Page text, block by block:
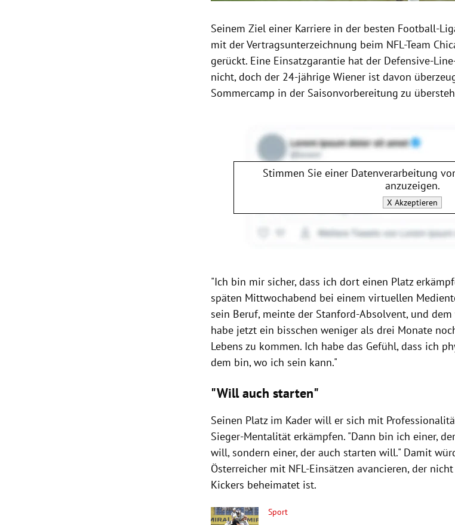
Seinem Ziel einer Karriere in der besten Football-
mit der Vertragsunterzeichnung beim NFL-Team
gerückt. Eine Einsatzgarantie hat der Defensive-
nicht, doch der 24-jährige Wiener ist davon
Sommercamp in der Saisonvorbereitung zu
Stimmen Sie einer Datenverarbeitung
anzuzeigen.
X Akzeptieren
"Ich bin mir sicher, dass ich dort einen Platz
späten Mittwochabend bei einem virtuellen
sein Beruf, meinte der Stanford-Absolvent, und
habe jetzt ein bisschen weniger als drei Monate
Lebens zu kommen. Ich habe das Gefühl, dass ich
dem bin, wo ich sein kann."
"Will auch starten"
Seinen Platz im Kader will er sich mit
Sieger-Mentalität erkämpfen. "Dann bin ich einer,
will, sondern einer, der auch starten will." Damit
Österreicher mit NFL-Einsätzen avancieren, der
Kickers beheimatet ist.
Sport